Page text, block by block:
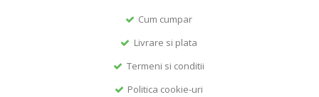
Cum cumpar
Livrare si plata
Termeni si conditii
Politica cookie-uri